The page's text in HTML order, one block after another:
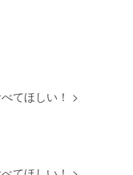
てほしい！ >